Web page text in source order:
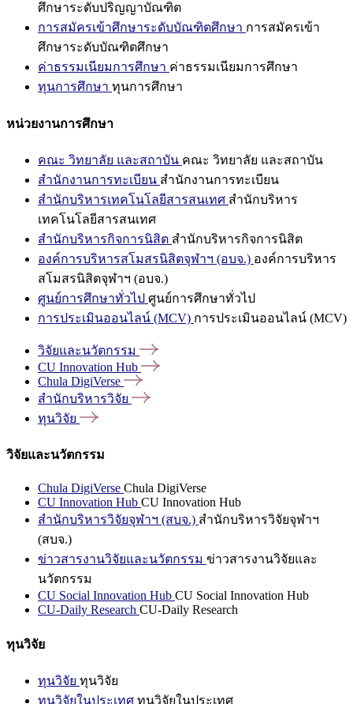
ศึกษาระดับปริญญาบัณฑิต
การสมัครเข้าศึกษาระดับบัณฑิตศึกษา การสมัครเข้า
ศึกษาระดับบัณฑิตศึกษา
ค่าธรรมเนียมการศึกษา ค่าธรรมเนียมการศึกษา
ทุนการศึกษา ทุนการศึกษา
หน่วยงานการศึกษา
คณะ วิทยาลัย และสถาบัน คณะ วิทยาลัย และสถาบัน
สำนักงานการทะเบียน สำนักงานการทะเบียน
สำนักบริหารเทคโนโลยีสารสนเทศ สำนักบริหาร
เทคโนโลยีสารสนเทศ
สำนักบริหารกิจการนิสิต สำนักบริหารกิจการนิสิต
องค์การบริหารสโมสรนิสิตจุฬาฯ (อบจ.) องค์การบริหาร
สโมสรนิสิตจุฬาฯ (อบจ.)
ศูนย์การศึกษาทั่วไป ศูนย์การศึกษาทั่วไป
การประเมินออนไลน์ (MCV) การประเมินออนไลน์ (MCV)
วิจัยและนวัตกรรม
CU Innovation Hub
Chula DigiVerse
สำนักบริหารวิจัย
ทุนวิจัย
วิจัยและนวัตกรรม
Chula DigiVerse Chula DigiVerse
CU Innovation Hub CU Innovation Hub
สำนักบริหารวิจัยจุฬาฯ (สบจ.) สำนักบริหารวิจัยจุฬาฯ
(สบจ.)
ข่าวสารงานวิจัยและนวัตกรรม ข่าวสารงานวิจัยและ
นวัตกรรม
CU Social Innovation Hub CU Social Innovation Hub
CU-Daily Research CU-Daily Research
ทุนวิจัย
ทุนวิจัย ทุนวิจัย
ทุนวิจัยในประเทศ ทุนวิจัยในประเทศ